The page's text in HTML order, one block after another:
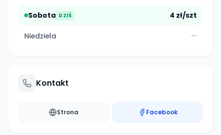
Sobota DZIŚ 4 zł/szt
Niedziela —
Kontakt
Strona Facebook